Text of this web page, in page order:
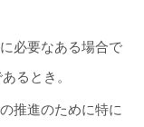
必要なある場合で
るとき。
推進のために特に